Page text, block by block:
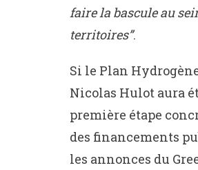
faire la bascule au
territoires”.
Si le Plan
Nicolas Hulot aura
première étape
des financements
les annonces du